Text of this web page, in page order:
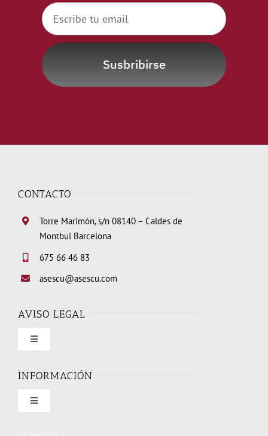
Susbribirse
CONTACTO
Torre Marimón, s/n 08140 – Caldes de
Montbui Barcelona
675 66 46 83
asescu@asescu.com
AVISO LEGAL
Toggle
Condiciones de uso
INFORMACIÓN
Toggle